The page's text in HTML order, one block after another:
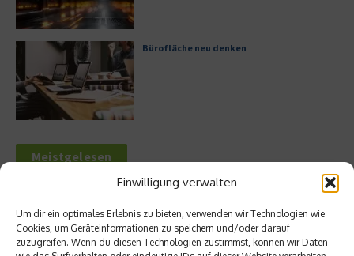
Einwilligung verwalten
Um dir ein optimales Erlebnis zu bieten, verwenden wir Technologien wie
Cookies, um Geräteinformationen zu speichern und/oder darauf
zuzugreifen. Wenn du diesen Technologien zustimmst, können wir Daten
Bürofläche neu denken
Meistgelesen
Leitfaden zur Eröffnung eines
Geschäftskontos für kleine Unternehmen